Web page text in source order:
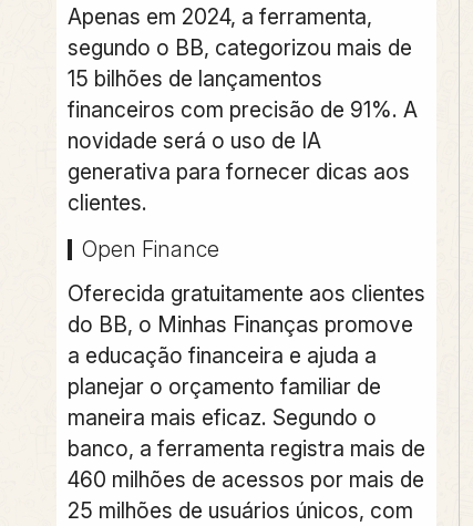
Apenas em 2024, a ferramenta,
segundo o BB, categorizou mais de
15 bilhões de lançamentos
financeiros com precisão de 91%. A
novidade será o uso de IA
generativa para fornecer dicas aos
clientes.
Open Finance
Oferecida gratuitamente aos clientes
do BB, o Minhas Finanças promove
a educação financeira e ajuda a
planejar o orçamento familiar de
maneira mais eficaz. Segundo o
banco, a ferramenta registra mais de
460 milhões de acessos por mais de
25 milhões de usuários únicos, com